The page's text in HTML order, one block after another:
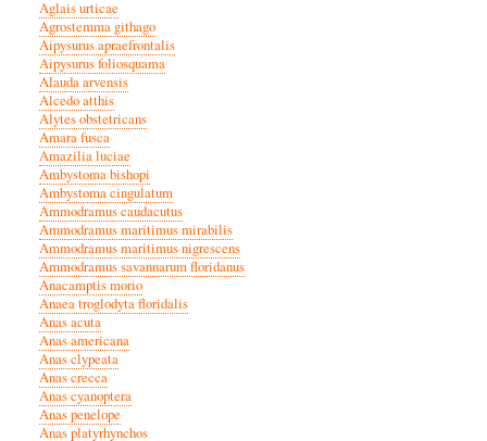
Aglais urticae
Agrostemma githago
Aipysurus apraefrontalis
Aipysurus foliosquama
Alauda arvensis
Alcedo atthis
Alytes obstetricans
Amara fusca
Amazilia luciae
Ambystoma bishopi
Ambystoma cingulatum
Ammodramus caudacutus
Ammodramus maritimus mirabilis
Ammodramus maritimus nigrescens
Ammodramus savannarum floridanus
Anacamptis morio
Anaea troglodyta floridalis
Anas acuta
Anas americana
Anas clypeata
Anas crecca
Anas cyanoptera
Anas penelope
Anas platyrhynchos